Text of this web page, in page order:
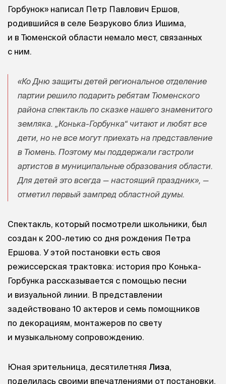
Горбунок» написал Петр Павлович Ершов,
родившийся в селе Безруково близ Ишима,
и в Тюменской области немало мест, связанных
с ним.
«Ко Дню защиты детей региональное отделение
партии решило подарить ребятам Тюменского
района спектакль по сказке нашего знаменитого
земляка. „Конька-Горбунка“ читают и любят все
дети, но не все могут приехать на представление
в Тюмень. Поэтому мы поддержали гастроли
артистов в муниципальные образования области.
Для детей это всегда — настоящий праздник», —
отметил первый зампред областной думы.
Спектакль, который посмотрели школьники, был
создан к 200-летию со дня рождения Петра
Ершова. У этой постановки есть своя
режиссерская трактовка: история про Конька-
Горбунка рассказывается с помощью песни
и визуальной линии. В представлении
задействовано 10 актеров и семь помощников
по декорациям, монтажеров по свету
и музыкальному сопровождению.
Юная зрительница, десятилетняя Лиза,
поделилась своими впечатлениями от постановки.